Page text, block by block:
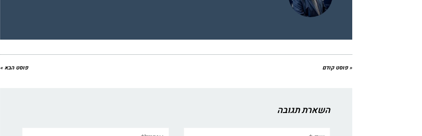
« פוסט קודם פוסט הבא »
השארת תגובה